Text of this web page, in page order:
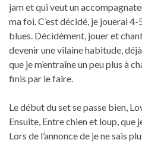
jam et qui veut un
ma foi. C’est décidé, je jouerai
blues. Décidément, jouer et
devenir une vilaine habitude,
que je m’entraîne un peu plus à
finis par le faire.
Le début du set se passe bien,
Ensuite, Entre chien et loup, que
Lors de l’annonce de je ne sais